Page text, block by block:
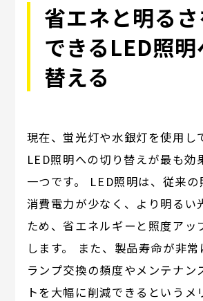
省エネと明る
できるLED照明
替える
現在、蛍光灯や水銀灯を使用し
LED照明への切り替えが最も効
一つです。 LED照明は、従来の
消費電力が少なく、より明るい
ため、省エネルギーと照度アッ
します。 また、製品寿命が非常
ランプ交換の頻度やメンテナン
トを大幅に削減できるというメ